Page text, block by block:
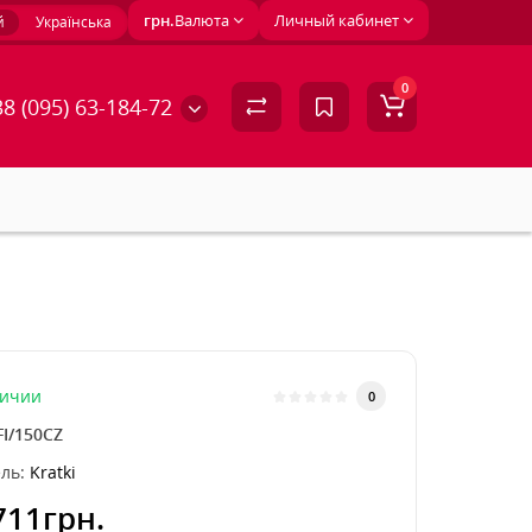
Личный кабинет
грн.Валюта
Українська
(095) 63-184-72
0
0
150CZ
Kratki